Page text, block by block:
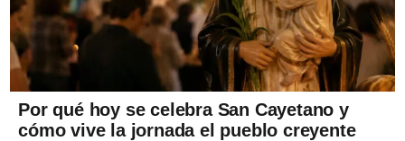
Por qué hoy se celebra San Cayetano y
cómo vive la jornada el pueblo creyente